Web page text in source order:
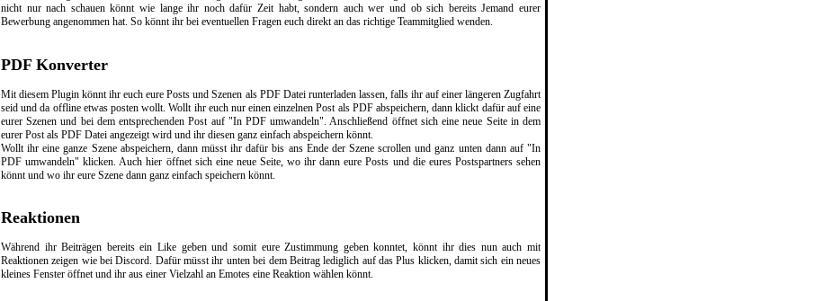
nicht nur nach schauen könnt wie lange ihr noch dafür Zeit habt, sondern auch wer und ob sich bereits Jemand eurer
Bewerbung angenommen hat. So könnt ihr bei eventuellen Fragen euch direkt an das richtige Teammitglied wenden.
PDF Konverter
Mit diesem Plugin könnt ihr euch eure Posts und Szenen als PDF Datei runterladen lassen, falls ihr auf einer längeren Zugfahrt
seid und da offline etwas posten wollt. Wollt ihr euch nur einen einzelnen Post als PDF abspeichern, dann klickt dafür auf eine
eurer Szenen und bei dem entsprechenden Post auf "In PDF umwandeln". Anschließend öffnet sich eine neue Seite in dem
eurer Post als PDF Datei angezeigt wird und ihr diesen ganz einfach abspeichern könnt.
Wollt ihr eine ganze Szene abspeichern, dann müsst ihr dafür bis ans Ende der Szene scrollen und ganz unten dann auf "In
PDF umwandeln" klicken. Auch hier öffnet sich eine neue Seite, wo ihr dann eure Posts und die eures Postspartners sehen
könnt und wo ihr eure Szene dann ganz einfach speichern könnt.
Reaktionen
Während ihr Beiträgen bereits ein Like geben und somit eure Zustimmung geben konntet, könnt ihr dies nun auch mit
Reaktionen zeigen wie bei Discord. Dafür müsst ihr unten bei dem Beitrag lediglich auf das Plus klicken, damit sich ein neues
kleines Fenster öffnet und ihr aus einer Vielzahl an Emotes eine Reaktion wählen könnt.